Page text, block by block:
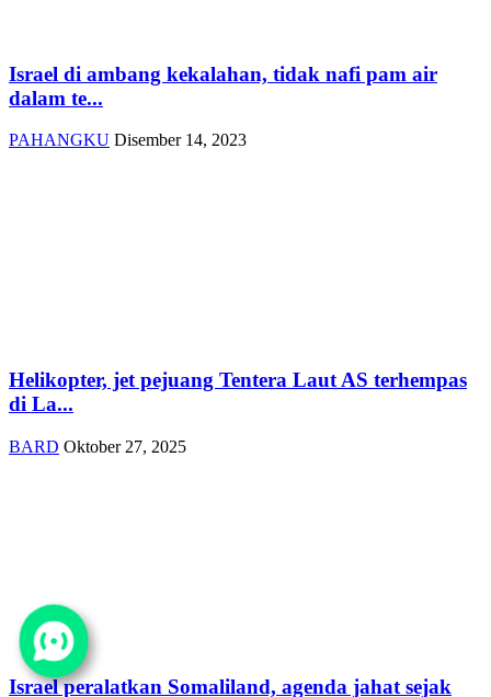
Israel di ambang kekalahan, tidak nafi pam air
dalam te...
PAHANGKU Disember 14, 2023
Helikopter, jet pejuang Tentera Laut AS terhempas
di La...
BARD Oktober 27, 2025
Israel peralatkan Somaliland, agenda jahat sejak